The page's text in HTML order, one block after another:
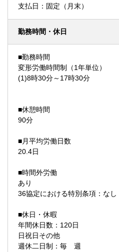
支払日：固定（月末）
勤務時間・休日
■勤務時間
変形労働時間制（1年単位）
(1)8時30分～17時30分
■休憩時間
90分
■月平均労働日数
20.4日
■時間外労働
あり
36協定における特別条項：なし
■休日・休暇
年間休日数：120日
日祝日その他
週休二日制：毎 週